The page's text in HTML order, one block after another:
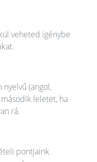
veheted igénybe
(angol,
leletet, ha
rá.
pontjaink